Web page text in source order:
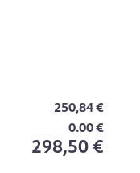
250,84 €
0.00 €
298,50 €